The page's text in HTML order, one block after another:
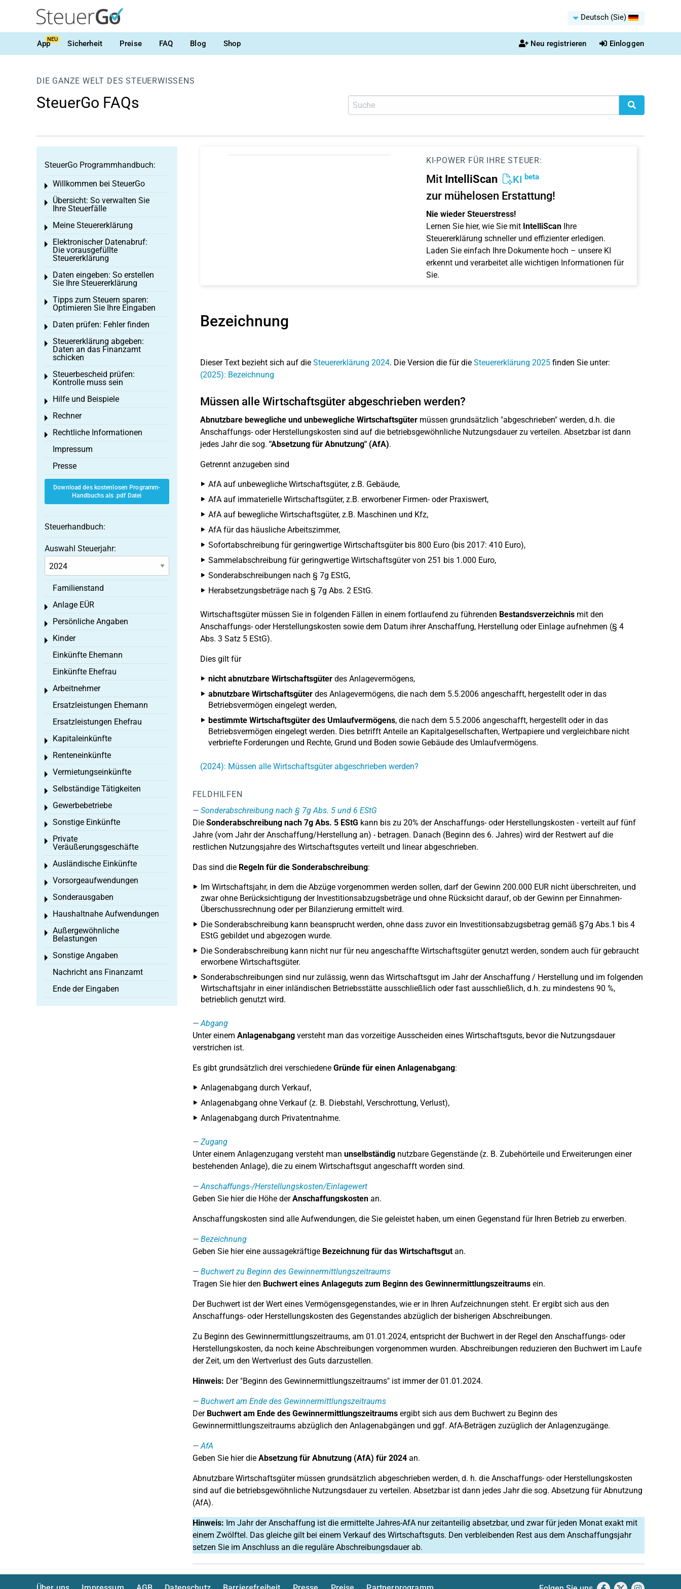
Deutsch (Sie)
AppNEU Sicherheit Preise FAQ Blog Shop Neu registrieren Einloggen
DIE GANZE WELT DES STEUERWISSENS
SteuerGo FAQs
KI-POWER FÜR IHRE STEUER:
Mit IntelliScan KI beta
zur mühelosen Erstattung!
Nie wieder Steuerstress!
Lernen Sie hier, wie Sie mit IntelliScanIhre
Steuererklärung schneller und effizienter erledigen.
Laden Sie einfach Ihre Dokumente hoch – unsere KI
erkennt und verarbeitet alle wichtigen Informationen für
Sie.
Bezeichnung
Dieser Text bezieht sich auf die Steuererklärung 2024. Die Version die für die Steuererklärung 2025finden Sie unter:
(2025): Bezeichnung
Müssen alle Wirtschaftsgüter abgeschrieben werden?
Abnutzbare bewegliche und unbewegliche Wirtschaftsgütermüssen grundsätzlich "abgeschrieben" werden, d.h. die
Anschaffungs- oder Herstellungskosten sind auf die betriebsgewöhnliche Nutzungsdauer zu verteilen. Absetzbar ist dann
jedes Jahr die sog. "Absetzung für Abnutzung" (AfA).
Getrennt anzugeben sind
AfA auf unbewegliche Wirtschaftsgüter, z.B. Gebäude,
AfA auf immaterielle Wirtschaftsgüter, z.B. erworbener Firmen- oder Praxiswert,
AfA auf bewegliche Wirtschaftsgüter, z.B. Maschinen und Kfz,
AfA für das häusliche Arbeitszimmer,
Sofortabschreibung für geringwertige Wirtschaftsgüter bis 800 Euro (bis 2017: 410 Euro),
Sammelabschreibung für geringwertige Wirtschaftsgüter von 251 bis 1.000 Euro,
Sonderabschreibungen nach § 7g EStG,
Herabsetzungsbeträge nach § 7g Abs. 2 EStG.
Wirtschaftsgüter müssen Sie in folgenden Fällen in einem fortlaufend zu führenden Bestandsverzeichnismit den
Anschaffungs- oder Herstellungskosten sowie dem Datum ihrer Anschaffung, Herstellung oder Einlage aufnehmen (§ 4
Abs. 3 Satz 5 EStG).
Dies gilt für
nicht abnutzbare Wirtschaftsgüterdes Anlagevermögens,
abnutzbare Wirtschaftsgüterdes Anlagevermögens, die nach dem 5.5.2006 angeschafft, hergestellt oder in das
Betriebsvermögen eingelegt werden,
bestimmte Wirtschaftsgüter des Umlaufvermögens, die nach dem 5.5.2006 angeschafft, hergestellt oder in das
Betriebsvermögen eingelegt werden. Dies betrifft Anteile an Kapitalgesellschaften, Wertpapiere und vergleichbare nicht
verbriefte Forderungen und Rechte, Grund und Boden sowie Gebäude des Umlaufvermögens.
(2024): Müssen alle Wirtschaftsgüter abgeschrieben werden?
FELDHILFEN
Sonderabschreibung nach § 7g Abs. 5 und 6 EStG
Die Sonderabschreibung nach 7g Abs. 5 EStG kann bis zu 20% der Anschaffungs- oder Herstellungskosten - verteilt auf fünf
Jahre (vom Jahr der Anschaffung/Herstellung an) - betragen. Danach (Beginn des 6. Jahres) wird der Restwert auf die
restlichen Nutzungsjahre des Wirtschaftsgutes verteilt und linear abgeschrieben.
Das sind die Regeln für die Sonderabschreibung:
Im Wirtschaftsjahr, in dem die Abzüge vorgenommen werden sollen, darf der Gewinn 200.000 EUR nicht überschreiten, und
zwar ohne Berücksichtigung der Investitionsabzugsbeträge und ohne Rücksicht darauf, ob der Gewinn per Einnahmen-
Überschussrechnung oder per Bilanzierung ermittelt wird.
Die Sonderabschreibung kann beansprucht werden, ohne dass zuvor ein Investitionsabzugsbetrag gemäß §7g Abs.1 bis 4
EStG gebildet und abgezogen wurde.
Die Sonderabschreibung kann nicht nur für neu angeschaffte Wirtschaftsgüter genutzt werden, sondern auch für gebraucht
erworbene Wirtschaftsgüter.
Sonderabschreibungen sind nur zulässig, wenn das Wirtschaftsgut im Jahr der Anschaffung / Herstellung und im folgenden
Wirtschaftsjahr in einer inländischen Betriebsstätte ausschließlich oder fast ausschließlich, d.h. zu mindestens 90 %,
betrieblich genutzt wird.
Abgang
Unter einem Anlagenabgangversteht man das vorzeitige Ausscheiden eines Wirtschaftsguts, bevor die Nutzungsdauer
verstrichen ist.
Es gibt grundsätzlich drei verschiedene Gründe für einen Anlagenabgang:
Anlagenabgang durch Verkauf,
Anlagenabgang ohne Verkauf (z. B. Diebstahl, Verschrottung, Verlust),
Anlagenabgang durch Privatentnahme.
Zugang
Unter einem Anlagenzugang versteht man unselbständignutzbare Gegenstände (z. B. Zubehörteile und Erweiterungen einer
bestehenden Anlage), die zu einem Wirtschaftsgut angeschafft worden sind.
Anschaffungs-/Herstellungskosten/Einlagewert
Geben Sie hier die Höhe derAnschaffungskostenan.
Anschaffungskosten sind alle Aufwendungen, die Sie geleistet haben, um einen Gegenstand für Ihren Betrieb zu erwerben.
Bezeichnung
Geben Sie hier eine aussagekräftige Bezeichnung für das Wirtschaftsgutan.
Buchwert zu Beginn des Gewinnermittlungszeitraums
Tragen Sie hier den Buchwert eines Anlageguts zum Beginn des Gewinnermittlungszeitraumsein.
Der Buchwert ist der Wert eines Vermögensgegenstandes, wie er in Ihren Aufzeichnungen steht. Er ergibt sich aus den
Anschaffungs- oder Herstellungskosten des Gegenstandes abzüglich der bisherigen Abschreibungen.
Zu Beginn des Gewinnermittlungszeitraums, am 01.01.2024, entspricht der Buchwert in der Regel den Anschaffungs- oder
Herstellungskosten, da noch keine Abschreibungen vorgenommen wurden. Abschreibungen reduzieren den Buchwert im Laufe
der Zeit, um den Wertverlust des Guts darzustellen.
Hinweis: Der "Beginn des Gewinnermittlungszeitraums" ist immer der 01.01.2024.
Buchwert am Ende des Gewinnermittlungszeitraums
Der Buchwert am Ende des Gewinnermittlungszeitraumsergibt sich aus dem Buchwert zu Beginn des
Gewinnermittlungszeitraums abzüglich den Anlagenabgängen und ggf. AfA-Beträgen zuzüglich der Anlagenzugänge.
AfA
Geben Sie hier die Absetzung für Abnutzung (AfA) für 2024an.
Abnutzbare Wirtschaftsgüter müssen grundsätzlich abgeschrieben werden, d. h. die Anschaffungs- oder Herstellungskosten
sind auf die betriebsgewöhnliche Nutzungsdauer zu verteilen. Absetzbar ist dann jedes Jahr die sog. Absetzung für Abnutzung
(AfA).
Hinweis: Im Jahr der Anschaffung ist die ermittelte Jahres-AfA nur zeitanteilig absetzbar, und zwar für jeden Monat exakt mit
einem Zwölftel. Das gleiche gilt bei einem Verkauf des Wirtschaftsguts. Den verbleibenden Rest aus dem Anschaffungsjahr
setzen Sie im Anschluss an die reguläre Abschreibungsdauer ab.
SteuerGo Programmhandbuch:
Willkommen bei SteuerGo
Toggle menu
Übersicht: So verwalten Sie
Ihre Steuerfälle
Toggle menu
Meine Steuererklärung
Toggle menu
Elektronischer Datenabruf:
Die vorausgefüllte
Steuererklärung
Toggle menu
Daten eingeben: So erstellen
Sie Ihre Steuererklärung
Toggle menu
Tipps zum Steuern sparen:
Optimieren Sie Ihre Eingaben
Toggle menu
Daten prüfen: Fehler finden
Toggle menu
Steuererklärung abgeben:
Daten an das Finanzamt
schicken
Toggle menu
Steuerbescheid prüfen:
Kontrolle muss sein
Toggle menu
Hilfe und Beispiele
Toggle menu
Rechner
Toggle menu
Rechtliche Informationen
Toggle menu
Impressum
Presse
Download des kostenlosen Programm-
Handbuchs als .pdf Datei
Steuerhandbuch:
Auswahl Steuerjahr:
Familienstand
Anlage EÜR
Toggle menu
Persönliche Angaben
Toggle menu
Kinder
Toggle menu
Einkünfte Ehemann
Einkünfte Ehefrau
Arbeitnehmer
Toggle menu
Ersatzleistungen Ehemann
Ersatzleistungen Ehefrau
Kapitaleinkünfte
Toggle menu
Renteneinkünfte
Toggle menu
Vermietungseinkünfte
Toggle menu
Selbständige Tätigkeiten
Toggle menu
Gewerbebetriebe
Toggle menu
Sonstige Einkünfte
Toggle menu
Private
Veräußerungsgeschäfte
Toggle menu
Ausländische Einkünfte
Toggle menu
Vorsorgeaufwendungen
Toggle menu
Sonderausgaben
Toggle menu
Haushaltnahe Aufwendungen
Toggle menu
Außergewöhnliche
Belastungen
Toggle menu
Sonstige Angaben
Toggle menu
Nachricht ans Finanzamt
Ende der Eingaben